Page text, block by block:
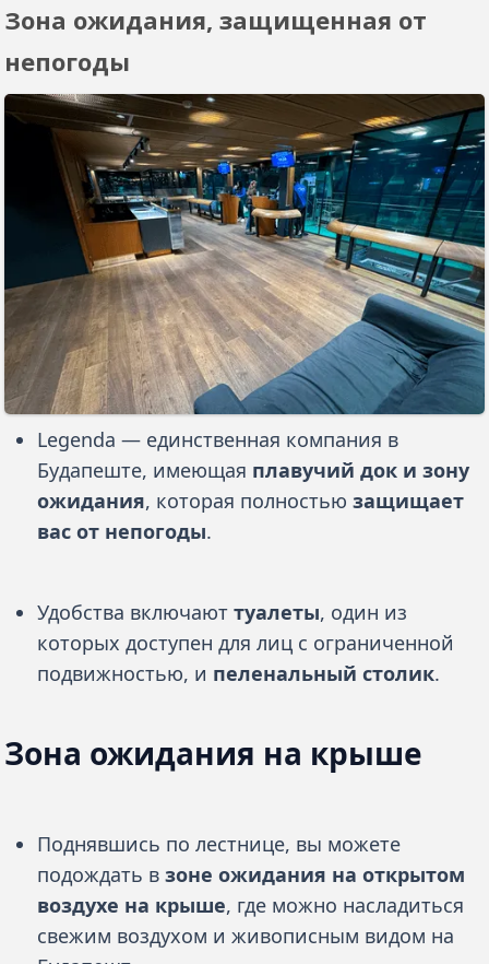
Зона ожидания, защищенная от
непогоды
Legenda — единственная компания в
Будапеште, имеющая плавучий док и зону
ожидания, которая полностьюзащищает
вас от непогоды.
Удобства включаюттуалеты, один из
которых доступен для лиц с ограниченной
подвижностью, и пеленальный столик.
Зона ожидания на крыше
Поднявшись по лестнице, вы можете
подождать взоне ожидания на открытом
воздухе на крыше, где можно насладиться
свежим воздухом и живописным видом на